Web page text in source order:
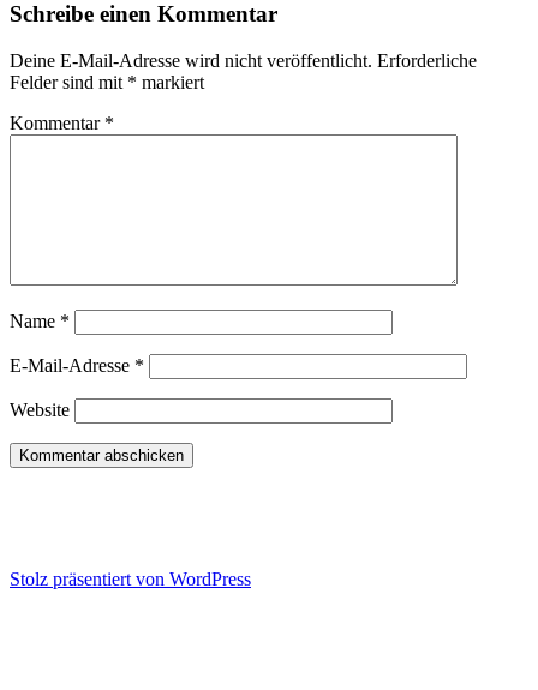
Schreibe einen Kommentar
Deine E-Mail-Adresse wird nicht veröffentlicht. Erforderliche
Felder sind mit * markiert
Kommentar *
Name *
E-Mail-Adresse *
Website
Stolz präsentiert von WordPress